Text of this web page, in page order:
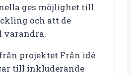
ges möjlighet till
och att de
varandra.
projektet Från idé
till inkluderande